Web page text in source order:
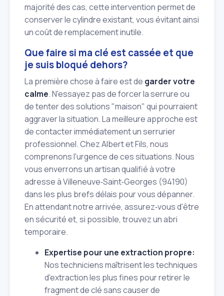
majorité des cas, cette intervention permet de
conserver le cylindre existant, vous évitant ainsi
un coût de remplacement inutile.
Que faire si ma clé est cassée et que
je suis bloqué dehors?
La première chose à faire est de garder votre
calme. N'essayez pas de forcer la serrure ou
de tenter des solutions "maison" qui pourraient
aggraver la situation. La meilleure approche est
de contacter immédiatement un serrurier
professionnel. Chez Albert et Fils, nous
comprenons l'urgence de ces situations. Nous
vous enverrons un artisan qualifié à votre
adresse à Villeneuve‑Saint‑Georges (94190)
dans les plus brefs délais pour vous dépanner.
En attendant notre arrivée, assurez‑vous d'être
en sécurité et, si possible, trouvez un abri
temporaire.
Expertise pour une extraction propre:
Nos techniciens maîtrisent les techniques
d'extraction les plus fines pour retirer le
fragment de clé sans causer de